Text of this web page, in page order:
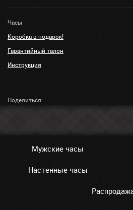
Часы
Коробка в подарок!
Гарантийный талон
Инструкция
Поделиться:
Мужские часы
Настенные часы